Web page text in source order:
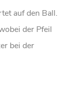
auf den Ball.
der Pfeil
bei der